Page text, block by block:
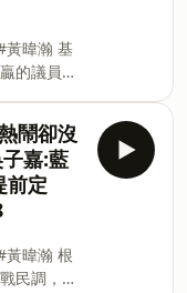
行為，侵
開始自我
心理與政
」。 --
伯洋，國
？頻繁對
的沒有想
長的選戰
瀚 基
的議員席
員，一定
綠很多朋
樑做完八
是為了要
果選上市
力整合中
續進步。
現在人口
鬧卻沒
嘉:藍
前定
瀚 根
民調，有